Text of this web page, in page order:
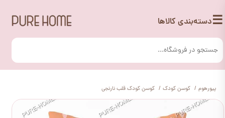
☰دسته‌بندی کالاها
پیورهوم کوسن کودک کوسن کودک قلب نارنجی